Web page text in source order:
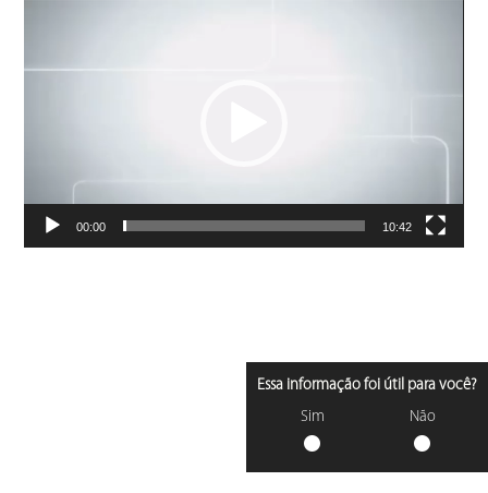
00:00 10:42
Essa informação foi útil para você?
Sim
Não